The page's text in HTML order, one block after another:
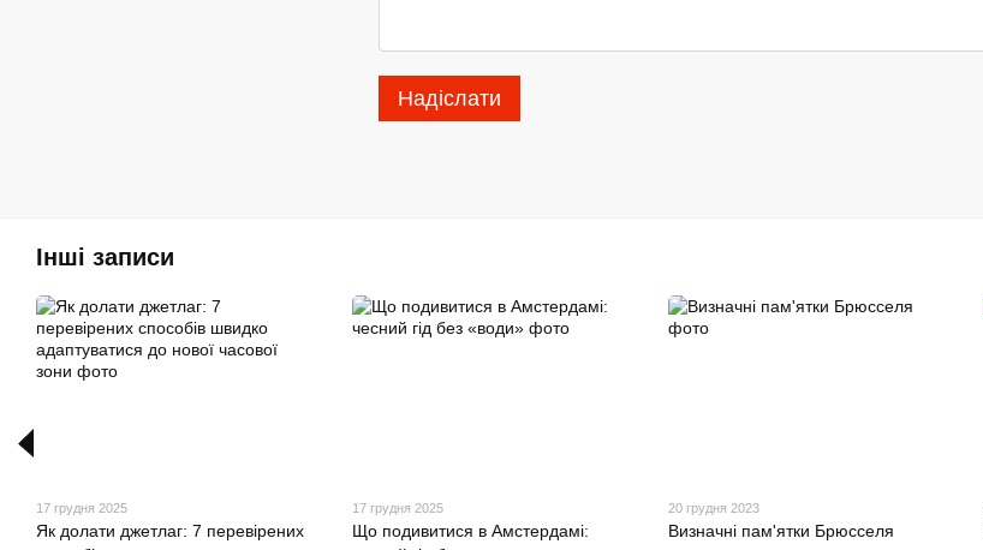
Надіслати
Інші записи
17 грудня 2025
Як долати джетлаг: 7 перевірених
17 грудня 2025
Що подивитися в Амстердамі:
20 грудня 2023
Визначні пам'ятки Брюсселя